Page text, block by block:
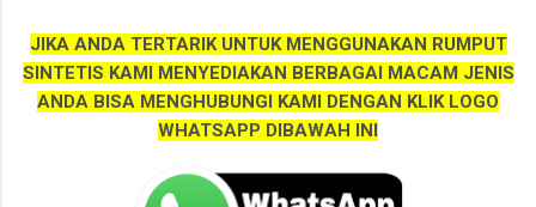
JIKA ANDA TERTARIK UNTUK MENGGUNAKAN RUMPUT
SINTETIS KAMI MENYEDIAKAN BERBAGAI MACAM JENIS
ANDA BISA MENGHUBUNGI KAMI DENGAN KLIK LOGO
WHATSAPP DIBAWAH INI